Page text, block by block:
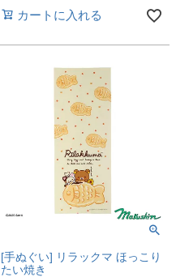
カートに入れる
[手ぬぐい] リラックマ ほっこり
たい焼き